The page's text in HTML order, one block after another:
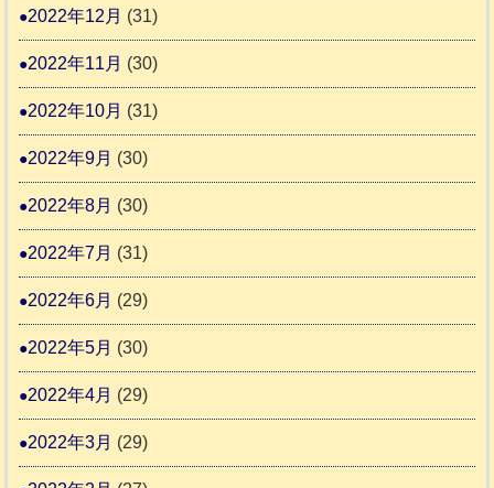
2022年12月 (31)
2022年11月 (30)
2022年10月 (31)
2022年9月 (30)
2022年8月 (30)
2022年7月 (31)
2022年6月 (29)
2022年5月 (30)
2022年4月 (29)
2022年3月 (29)